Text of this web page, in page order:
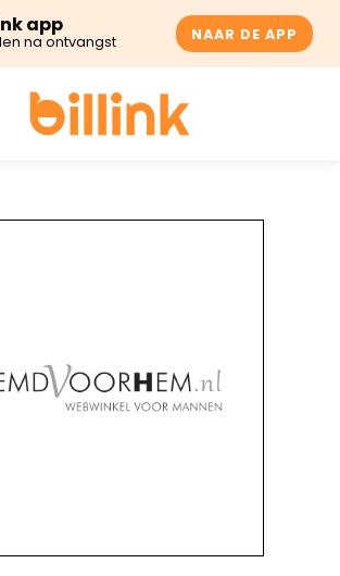
app
na ontvangst NAAR DE APP